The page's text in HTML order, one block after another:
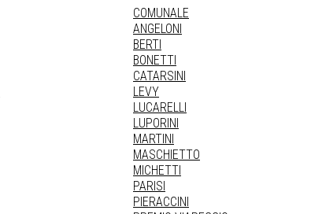
COMUNALE
ANGELONI
BERTI
BONETTI
CATARSINI
LEVY
LUCARELLI
LUPORINI
MARTINI
MASCHIETTO
MICHETTI
PARISI
PIERACCINI